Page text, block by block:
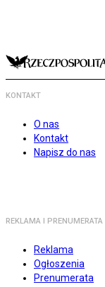
KONTAKT
O nas
Kontakt
Napisz do nas
REKLAMA I PRENUMERATA
Reklama
Ogłoszenia
Prenumerata